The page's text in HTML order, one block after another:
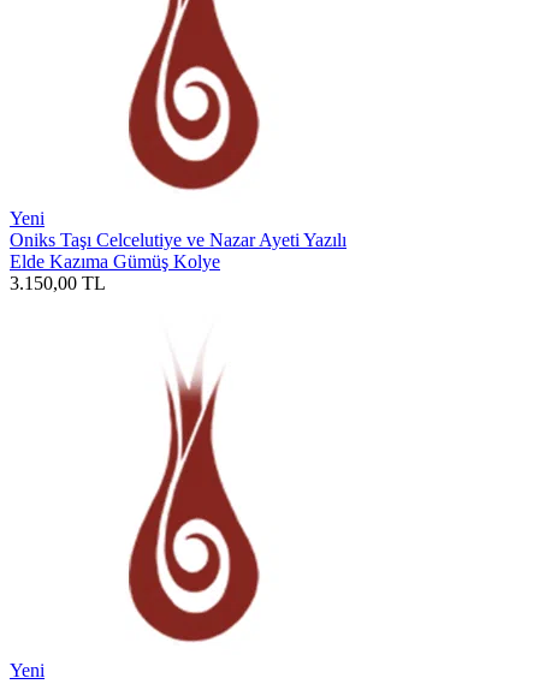
Yeni
Oniks Taşı Celcelutiye ve Nazar Ayeti Yazılı
Elde Kazıma Gümüş Kolye
3.150,00 TL
Yeni